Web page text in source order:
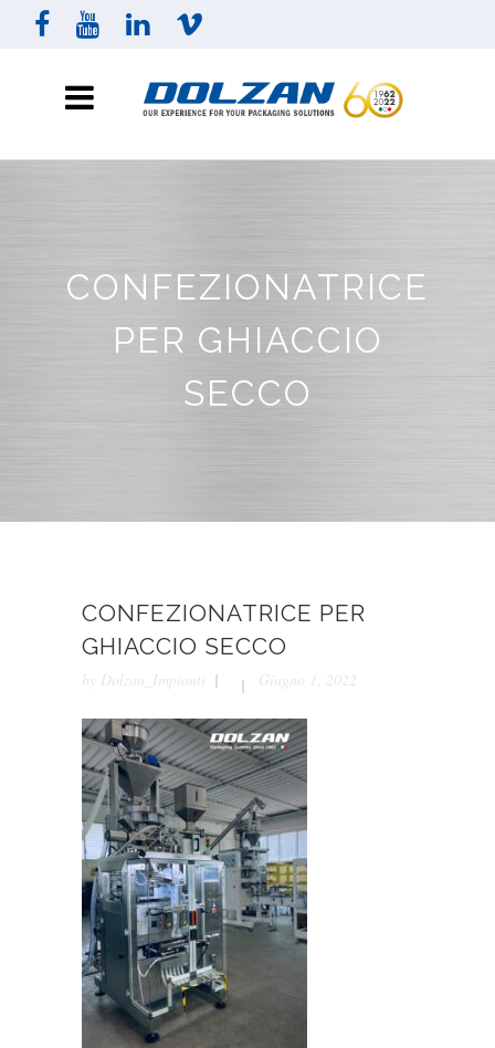
CONFEZIONATRICE
PER GHIACCIO
SECCO
CONFEZIONATRICE PER
GHIACCIO SECCO
by Dolzan_Impianti Giugno 1, 2022